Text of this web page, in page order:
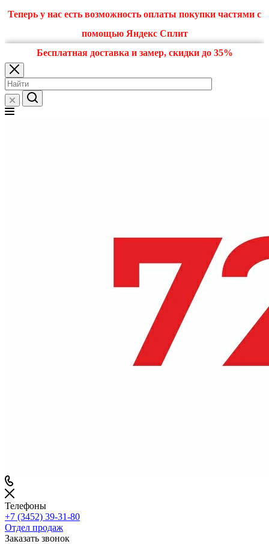
Теперь у нас есть возможность оплаты покупки частями с
помощью Яндекс Сплит
Бесплатная доставка и замер, скидки до 35%
Телефоны
+7 (3452) 39-31-80
Отдел продаж
Заказать звонок